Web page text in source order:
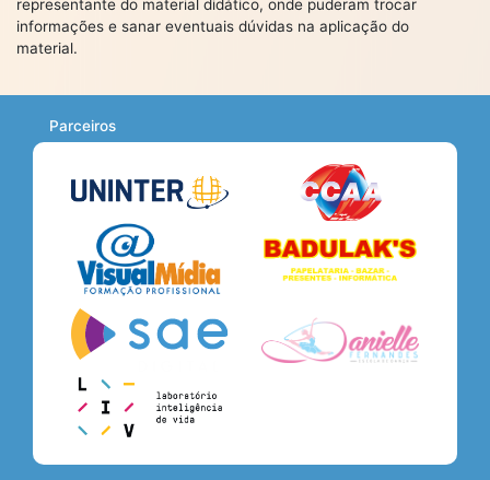
representante do material didático, onde puderam trocar
informações e sanar eventuais dúvidas na aplicação do
material.
Parceiros